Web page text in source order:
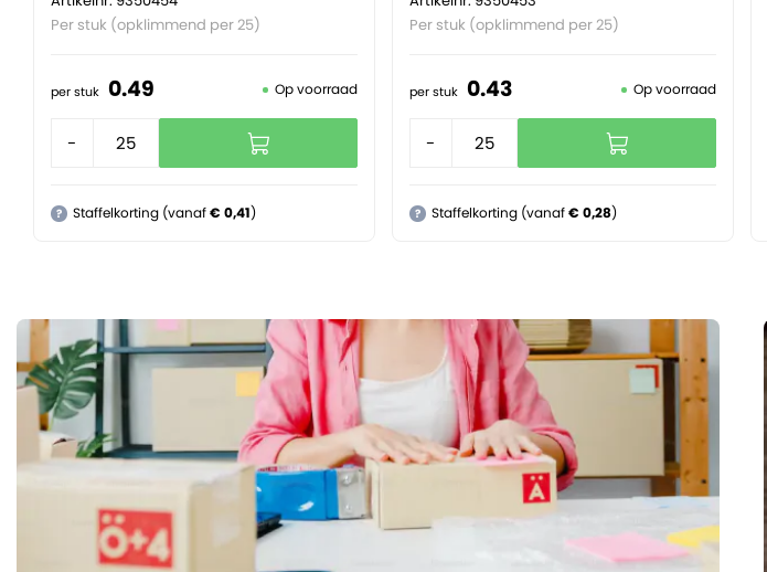
Per stuk (opklimmend per 25)
per stuk 0.49 Op voorraad
-
? Staffelkorting (vanaf€ 0,41)
Per stuk (opklimmend per 25)
per stuk 0.43 Op voorraad
-
? Staffelkorting (vanaf€ 0,28)